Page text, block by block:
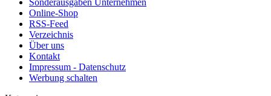
Sonderausgaben Unternehmen
Online-Shop
RSS-Feed
Verzeichnis
Über uns
Kontakt
Impressum - Datenschutz
Werbung schalten